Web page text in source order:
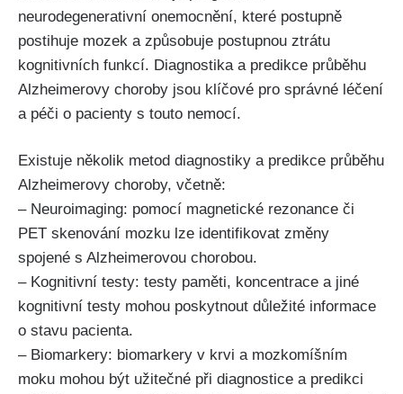
neurodegenerativní onemocnění, které postupně
postihuje mozek a způsobuje postupnou ztrátu
kognitivních funkcí. Diagnostika a predikce průběhu
Alzheimerovy choroby jsou klíčové pro správné léčení
a péči o pacienty s touto nemocí.
Existuje několik metod diagnostiky a predikce průběhu
Alzheimerovy choroby, včetně:
– Neuroimaging: pomocí magnetické rezonance či
PET skenování mozku lze identifikovat změny
spojené s Alzheimerovou chorobou.
– Kognitivní testy: testy paměti, koncentrace a jiné
kognitivní testy mohou poskytnout důležité informace
o stavu pacienta.
– Biomarkery: biomarkery v krvi a mozkomíšním
moku mohou být užitečné při diagnostice a predikci